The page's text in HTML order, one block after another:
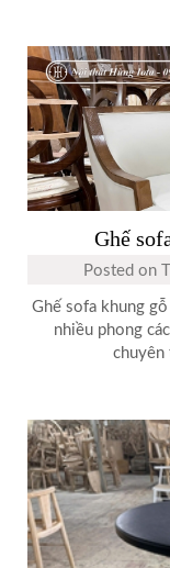
Ghế
Posted on
Ghế sofa khung
nhiều phong
chuyên